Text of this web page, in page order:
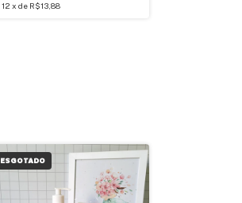
12 x de R$13,88
ESGOTADO